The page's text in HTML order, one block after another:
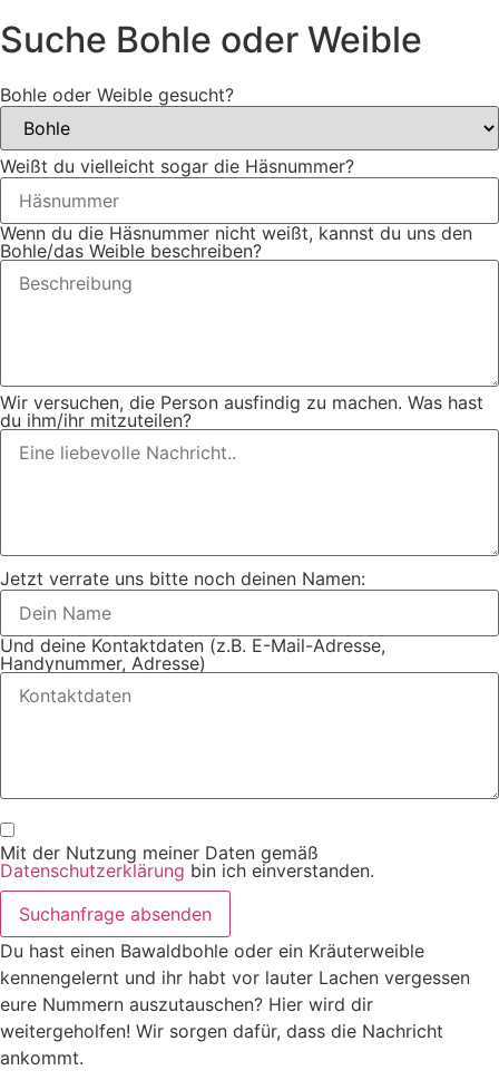
Suche Bohle oder Weible
Bohle oder Weible gesucht?
Weißt du vielleicht sogar die Häsnummer?
Wenn du die Häsnummer nicht weißt, kannst du uns den
Bohle/das Weible beschreiben?
Wir versuchen, die Person ausfindig zu machen. Was hast
du ihm/ihr mitzuteilen?
Jetzt verrate uns bitte noch deinen Namen:
Und deine Kontaktdaten (z.B. E-Mail-Adresse,
Handynummer, Adresse)
Mit der Nutzung meiner Daten gemäß
Datenschutzerklärung bin ich einverstanden.
Suchanfrage absenden
Du hast einen Bawaldbohle oder ein Kräuterweible
kennengelernt und ihr habt vor lauter Lachen vergessen
eure Nummern auszutauschen? Hier wird dir
weitergeholfen! Wir sorgen dafür, dass die Nachricht
ankommt.